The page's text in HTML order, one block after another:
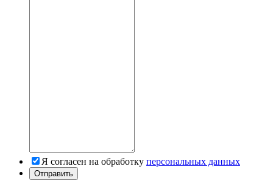
Я согласен на обработку персональных данных